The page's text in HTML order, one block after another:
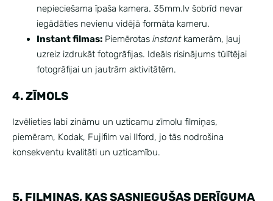
nepieciešama īpaša kamera. 35mm.lv šobrīd nevar
iegādāties nevienu vidējā formāta kameru.
Instant filmas: Piemērotas instantkamerām, ļauj
uzreiz izdrukāt fotogrāfijas. Ideāls risinājums tūlītējai
fotogrāfijai un jautrām aktivitātēm.
4. ZĪMOLS
Izvēlieties labi zināmu un uzticamu zīmolu filmiņas,
piemēram, Kodak, Fujifilm vai Ilford, jo tās nodrošina
konsekventu kvalitāti un uzticamību.
5. FILMIŅAS, KAS SASNIEGUŠAS DERĪGUMA